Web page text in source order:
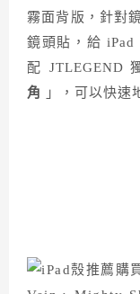
霧面背版，針對
鏡頭貼，給 iPad
配 JTLEGEND
角
」，可以快速